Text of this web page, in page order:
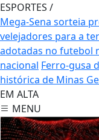
ESPORTES /
Mega-Sena sorteia
velejadores para a
adotadas no futebol
nacional Ferro-gusa
histórica de Minas
EM ALTA
MENU